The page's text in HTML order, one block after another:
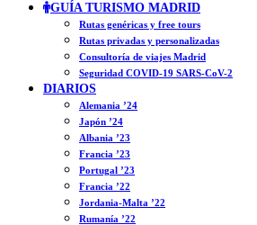
GUÍA TURISMO MADRID
Rutas genéricas y free tours
Rutas privadas y personalizadas
Consultoría de viajes Madrid
Seguridad COVID-19 SARS-CoV-2
DIARIOS
Alemania ’24
Japón ’24
Albania ’23
Francia ’23
Portugal ’23
Francia ’22
Jordania-Malta ’22
Rumanía ’22